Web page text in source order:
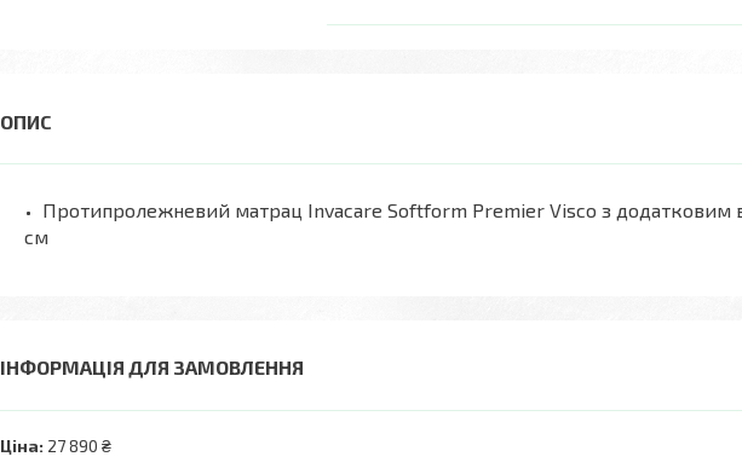
Протипролежневий матрац Invacare Softform Premier Visco з додатковим
см
ІНФОРМАЦІЯ ДЛЯ ЗАМОВЛЕННЯ
Ціна: 27 890 ₴